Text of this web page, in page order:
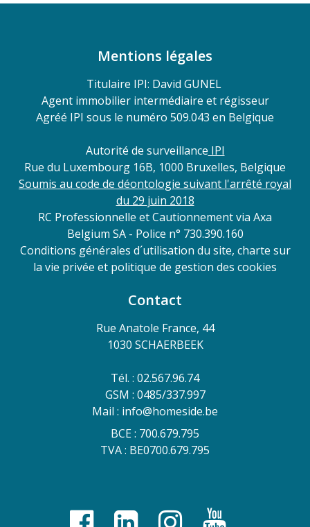
Mentions légales
Titulaire IPI: David GUNEL
Agent immobilier intermédiaire et régisseur
Agréé IPI sous le numéro 509.043 en Belgique
Autorité de surveillance IPI
Rue du Luxembourg 16B, 1000 Bruxelles, Belgique
Soumis au code de déontologie suivant l'arrêté royal
du 29 juin 2018
RC Professionnelle et Cautionnement via Axa
Belgium SA - Police n° 730.390.160
Conditions générales d´utilisation du site, charte sur
la vie privée et politique de gestion des cookies
Contact
Rue Anatole France, 44
1030 SCHAERBEEK
Tél. : 02.567.96.74
GSM : 0485/337.997
Mail : info@homeside.be
BCE : 700.679.795
TVA : BE0700.679.795